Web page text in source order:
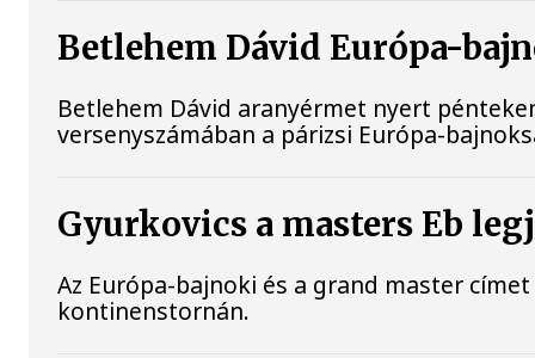
Betlehem Dávid Európa-
Betlehem Dávid aranyérmet nyert
versenyszámában a párizsi Európa-
Gyurkovics a masters Eb
Az Európa-bajnoki és a grand master
kontinenstornán.